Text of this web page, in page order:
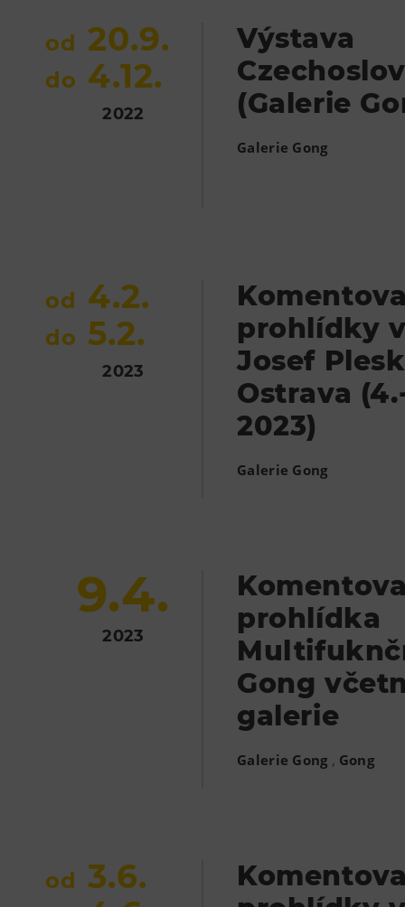
od 20.9.
do 4.12.
2022
Výstava
(Galerie
Galerie Gong
od 4.2.
do 5.2.
2023
prohlídky
Josef
Ostrava
2023)
Galerie Gong
9.4.
2023
prohlídka
Gong
galerie
Galerie Gong , Gong
od 3.6.